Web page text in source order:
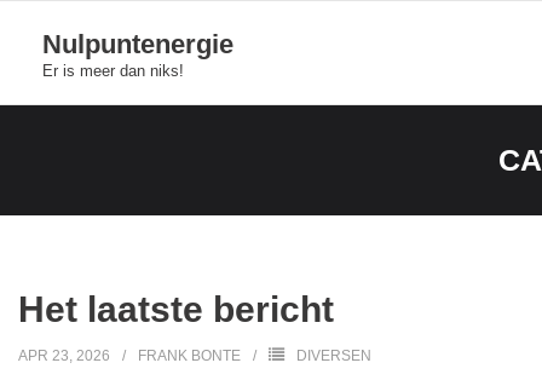
content
Nulpuntenergie
Er is meer dan niks!
Het laatste bericht
APR 23, 2026 FRANK BONTE DIVERSEN